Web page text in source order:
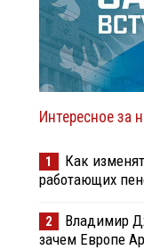
Интересное за
1
Как
работающих
2
Владимир
зачем Европе